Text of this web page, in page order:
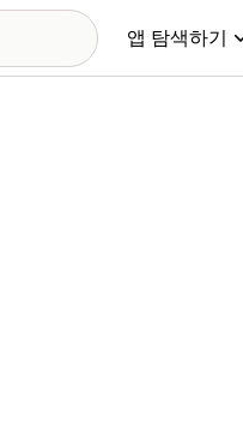
앱 탐색하기